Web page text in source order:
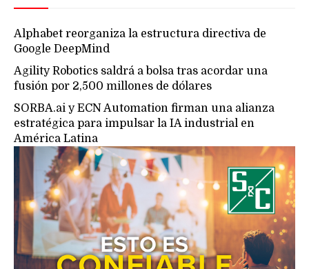
Alphabet reorganiza la estructura directiva de
Google DeepMind
Agility Robotics saldrá a bolsa tras acordar una
fusión por 2,500 millones de dólares
SORBA.ai y ECN Automation firman una alianza
estratégica para impulsar la IA industrial en
América Latina